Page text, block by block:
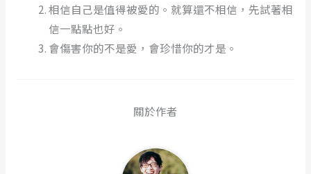
相信自己是值得被愛的。就算還不相信，先試著相
信一點點也好。
會傷害你的不是愛，會珍惜你的才是。
關於作者